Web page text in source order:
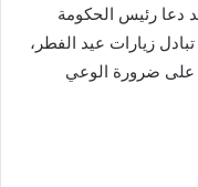
دعا رئيس الحكومة
تبادل زيارات عيد الفطر،
على ضرورة الوعي